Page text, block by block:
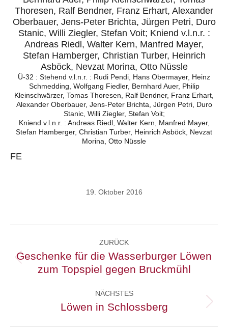
Ü-32 : Stehend v.l.n.r. : Rudi Pendi, Hans Obermayer, Heinz
Schmedding, Wolfgang Fiedler, Bernhard Auer, Philip
Kleinschwärzer, Tomas Thoresen, Ralf Bendner, Franz Erhart,
Alexander Oberbauer, Jens-Peter Brichta, Jürgen Petri, Duro
Stanic, Willi Ziegler, Stefan Voit;
Kniend v.l.n.r. : Andreas Riedl, Walter Kern, Manfred Mayer,
Stefan Hamberger, Christian Turber, Heinrich Asböck, Nevzat
Morina, Otto Nüssle
FE
19. Oktober 2016
ZURÜCK
Vorheriger
Beitrag:
Geschenke für die Wasserburger Löwen
zum Topspiel gegen Bruckmühl
NÄCHSTES
Nächster
Löwen in Schlossberg